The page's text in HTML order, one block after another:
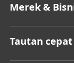
Rilis Berita Terbaru
Merek &
Tautan cepat